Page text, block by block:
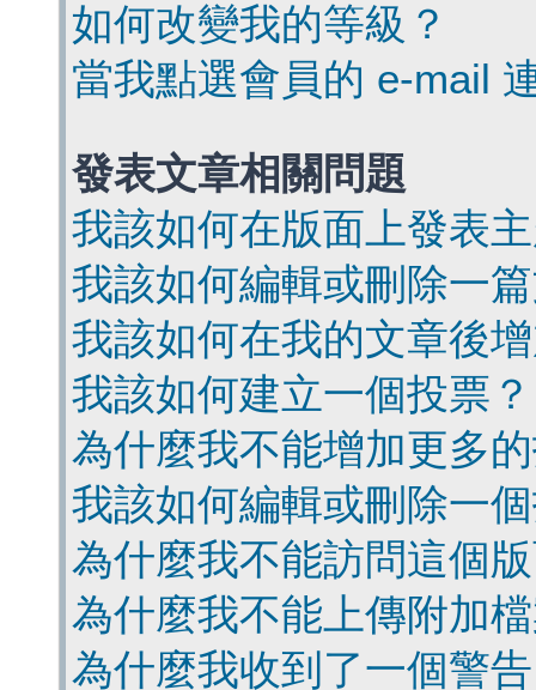
如何改變我的等級？
當我點選會員的 e-mail
發表文章相關問題
我該如何在版面上發表
我該如何編輯或刪除一
我該如何在我的文章後
我該如何建立一個投票？
為什麼我不能增加更多
我該如何編輯或刪除一
為什麼我不能訪問這個
為什麼我不能上傳附加
為什麼我收到了一個警